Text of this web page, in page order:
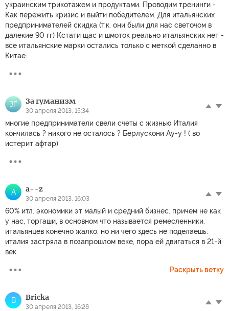
украинским трикотажем и продуктами. Проводим тренинги -
Как пережить кризис и выйти победителем. Для итальянских
предпринимателей скидка (т.к. они были для нас светочом в
далекие 90 гг) Кстати щас и шмоток реально итальянских нет -
все итальянские марки остались только с меткой сделанно в
Китае.
ЗГ За гуманизм
30 апреля 2013, 15:34
многие предприниматели свели счеты с жизнью Италия
кончилась ? никого не осталось ? Берлускони Ау-у ! ( во
истерит афтар)
A a--z
30 апреля 2013, 16:03
60% итл. экономики эт малый и средний бизнес. причем не как
у нас, торгаши, в основном что называется ремесленники.
итальянцев конечно жалко, но ни чего здесь не поделаешь.
италия застряла в позапрошлом веке, пора ей двигаться в 21-й
век.
Раскрыть ветку
B Bricka
30 апреля 2013, 16:28